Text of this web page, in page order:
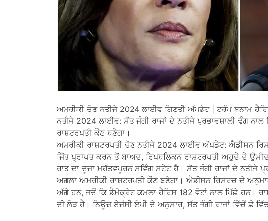
ਅਮਰੀਕੀ ਚੋਣ ਨਤੀਜੇ 2024 ਲਾਈਵ ਗਿਣਤੀ ਅੱਪਡੇਟ | ਟਰੰਪ ਬਨਾਮ
ਨਤੀਜੇ 2024 ਲਾਈਵ: ਸੱਤ ਜੰਗੀ ਰਾਜਾਂ ਦੇ ਨਤੀਜੇ ਪ੍ਰਭਾਵਸ਼ਾਲੀ ਢੰਗ
ਰਾਸ਼ਟਰਪਤੀ ਕੌਣ ਬਣੇਗਾ।
ਅਮਰੀਕੀ ਰਾਸ਼ਟਰਪਤੀ ਚੋਣ ਨਤੀਜੇ 2024 ਲਾਈਵ ਅੱਪਡੇਟ: ਐਡੀਸਨ
ਜਿੱਤ ਪ੍ਰਾਪਤ ਕਰਨ ਤੋਂ ਬਾਅਦ, ਰਿਪਬਲਿਕਨ ਰਾਸ਼ਟਰਪਤੀ ਅਹੁਦੇ ਦੇ
ਰਾਤ ਦਾ ਦੂਜਾ ਮਹੱਤਵਪੂਰਨ ਸਵਿੰਗ ਸਟੇਟ ਹੈ। ਸੱਤ ਜੰਗੀ ਰਾਜਾਂ ਦੇ ਨਤੀਜੇ
ਅਗਲਾ ਅਮਰੀਕੀ ਰਾਸ਼ਟਰਪਤੀ ਕੌਣ ਬਣੇਗਾ। ਐਡੀਸਨ ਰਿਸਰਚ ਦੇ
ਅੱਗੇ ਹਨ, ਜਦੋਂ ਕਿ ਡੈਮੋਕ੍ਰੇਟ ਕਮਲਾ ਹੈਰਿਸ 182 ਵੋਟਾਂ ਨਾਲ ਪਿੱਛੇ ਹਨ।
ਦੀ ਲੋੜ ਹੈ। ਨਿਊਜ਼ ਏਜੰਸੀ ਏਪੀ ਦੇ ਅਨੁਸਾਰ, ਸੱਤ ਜੰਗੀ ਰਾਜਾਂ ਵਿੱਚੋਂ ਛੇ